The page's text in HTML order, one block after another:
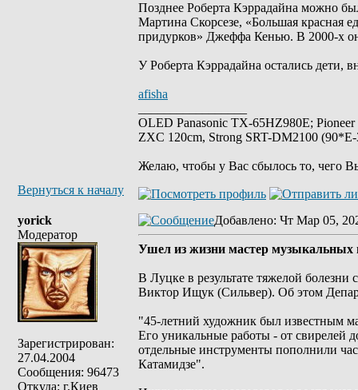
Позднее Роберта Кэррадайна можно
Мартина Скорсезе, «Большая красная
придурков» Джеффа Кенью. В 2000-х
У Роберта Кэррадайна остались дети,
afisha
OLED Panasonic TX-65HZ980E;
ZXC 120cm, Strong SRT-DM2100
Желаю, чтобы у Вас сбылось то, чего
Вернуться к началу
yorick
Модератор
Зарегистрирован:
27.04.2004
Сообщения: 96473
Откуда: г.Киев
Добавлено: Чт Мар 05,
Ушел из жизни мастер музыкальных
В Луцке в результате тяжелой
Виктор Ищук (Сильвер). Об этом
"45-летний художник был известным
Его уникальные работы - от свирелей
отдельные инструменты пополнили
Катамидзе".